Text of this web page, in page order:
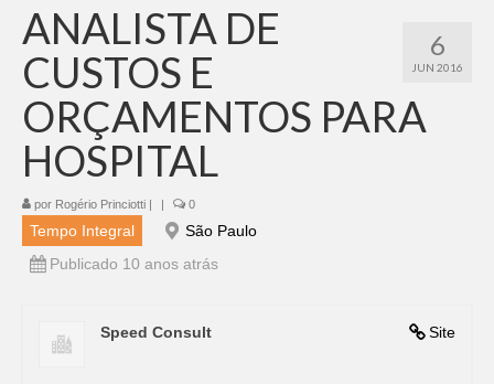
6
JUN 2016
ANALISTA DE
CUSTOS E
ORÇAMENTOS PARA
HOSPITAL
por Rogério Princiotti | | 0
Tempo Integral
São Paulo
Publicado 10 anos atrás
Site
Speed Consult